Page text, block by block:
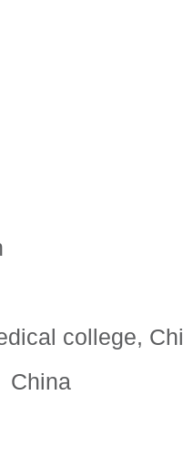
college,
China